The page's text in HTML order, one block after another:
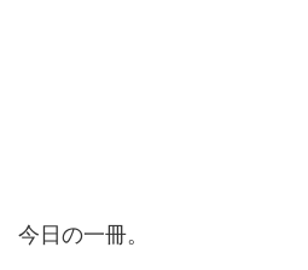
今日の一冊。